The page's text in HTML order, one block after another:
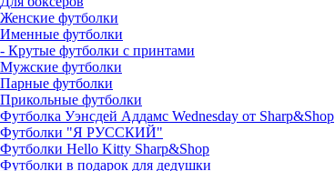
Женские футболки
Именные футболки
- Крутые футболки с принтами
Мужские футболки
Парные футболки
Прикольные футболки
Футболка Уэнсдей Аддамс Wednesday от Sharp&Shop
Футболки "Я РУССКИЙ"
Футболки Hello Kitty Sharp&Shop
Футболки в подарок для дедушки